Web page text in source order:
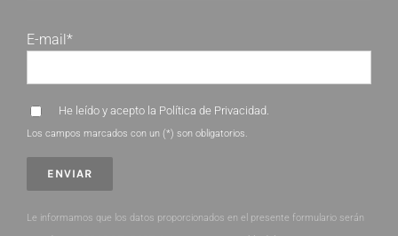
E-mail*
He leído y acepto la Política de Privacidad.
Los campos marcados con un (*) son obligatorios.
Le informamos que los datos proporcionados en el presente formulario serán